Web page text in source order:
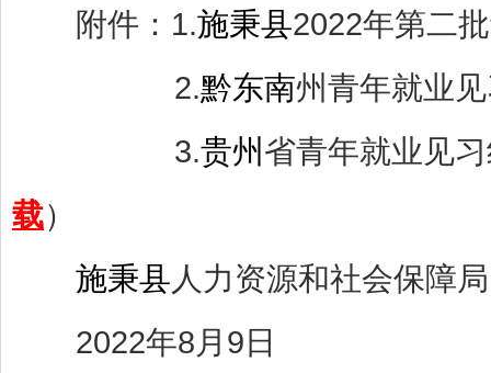
附件：1.施秉县2022年第二
2.黔东南州青年就业
3.贵州 省青年就业见
载）
施秉县 人力资源和社会保障局
2022年8月9日